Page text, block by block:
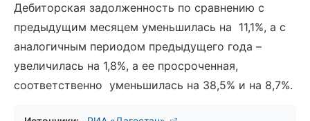
Дебиторская задолженность по сравнению с
предыдущим месяцем уменьшилась на 11,1%, а с
аналогичным периодом предыдущего года –
увеличилась на 1,8%, а ее просроченная,
соответственно уменьшилась на 38,5% и на 8,7%.